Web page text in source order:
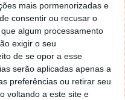
mais pormenorizadas e
consentir ou recusar o
algum processamento
exigir o seu
de se opor a esse
serão aplicadas apenas a
preferências ou retirar seu
voltando a este site e
de 2005 às 11:21
Faz da seguinte maneira,
janela com o botão direito do
no separador Menu ‘Iniciar’
aí encontrarás no separador
o Browser com que queres